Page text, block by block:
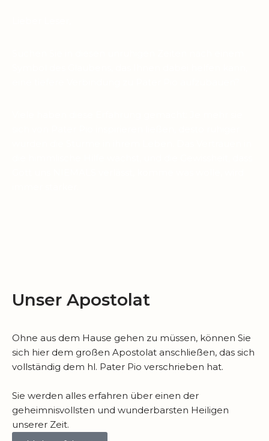
Unser Apostolat
Ohne aus dem Hause gehen zu müssen, können Sie
sich hier dem großen Apostolat anschließen, das sich
vollständig dem hl. Pater Pio verschrieben hat.
Sie werden alles erfahren über einen der
geheimnisvollsten und wunderbarsten Heiligen
unserer Zeit.